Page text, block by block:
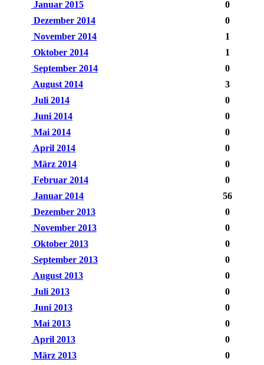
Januar 2015
0
Dezember 2014
0
November 2014
1
Oktober 2014
1
September 2014
0
August 2014
3
Juli 2014
0
Juni 2014
0
Mai 2014
0
April 2014
0
März 2014
0
Februar 2014
0
Januar 2014
56
Dezember 2013
0
November 2013
0
Oktober 2013
0
September 2013
0
August 2013
0
Juli 2013
0
Juni 2013
0
Mai 2013
0
April 2013
0
März 2013
0